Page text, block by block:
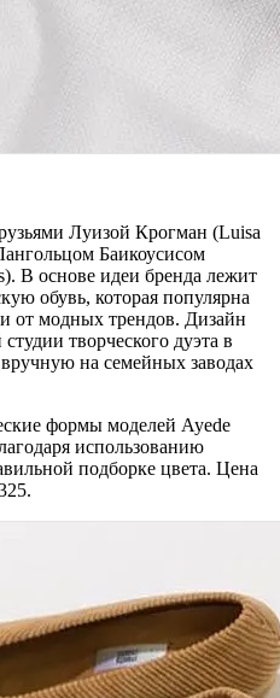
Луизой Крогман (Luisa
Баикоусисом
В основе идеи бренда лежит
обувь, которая популярна
от модных трендов. Дизайн
творческого дуэта в
на семейных заводах
формы моделей Ayede
использованию
подборке цвета. Цена